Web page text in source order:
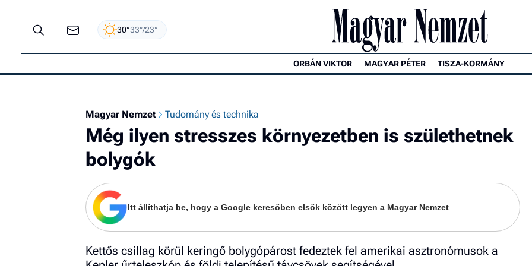
30°33°/23°
ORBÁN VIKTOR MAGYAR PÉTER TISZA-KORMÁNY
Magyar Nemzet Tudomány és technika
Még ilyen stresszes környezetben is születhetnek
bolygók
Itt állíthatja be, hogy a Google keresőben elsők között legyen a Magyar Nemzet
Kettős csillag körül keringő bolygópárost fedeztek fel amerikai asztronómusok a